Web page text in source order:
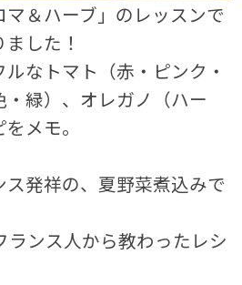
＆ハーブ」のレッスンで
した！
なトマト（赤・ピンク・
緑）、オレガノ（ハー
メモ。
ス発祥の、夏野菜煮込みで
ランス人から教わったレシ